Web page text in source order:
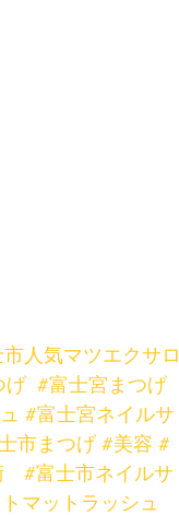
人気マツエクサロ
げ #富士宮まつげ
#富士宮ネイルサ
市まつげ #美容 #
#富士市ネイルサ
マットラッシュ